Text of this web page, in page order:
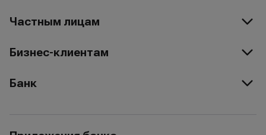
Частным лицам
Бизнес-клиентам
Банк